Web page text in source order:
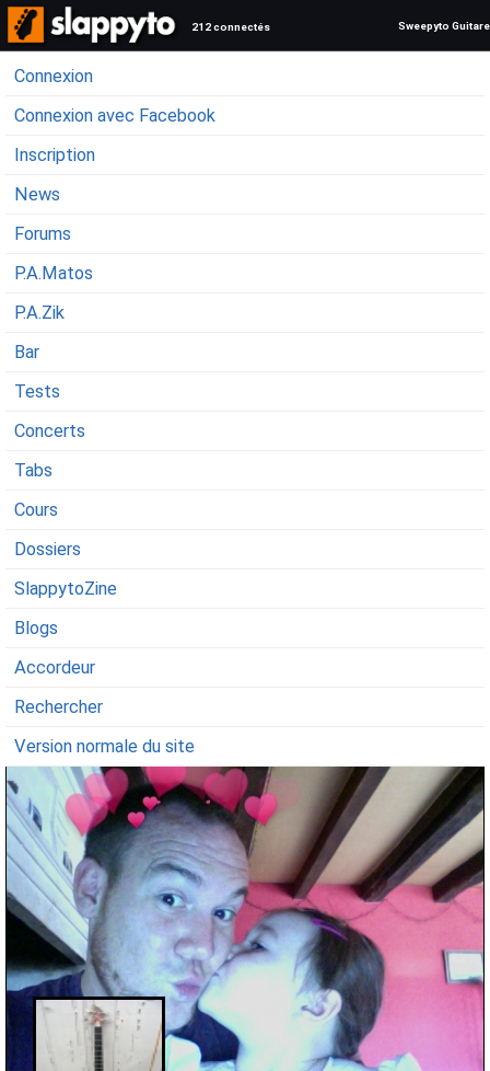
212 connectés Sweepyto Guitare
Connexion
Connexion avec Facebook
Inscription
News
Forums
P.A.Matos
P.A.Zik
Bar
Tests
Concerts
Tabs
Cours
Dossiers
SlappytoZine
Blogs
Accordeur
Rechercher
Version normale du site